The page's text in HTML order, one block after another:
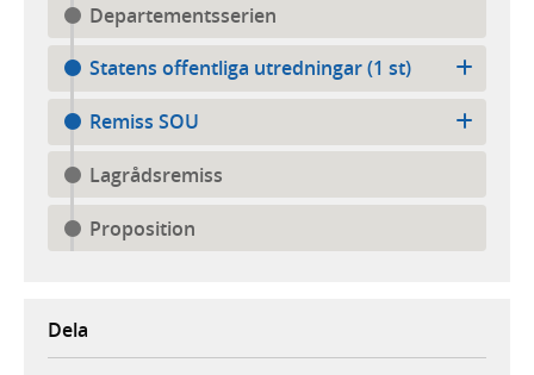
Departementsserien
Statens offentliga utredningar (1 st)
Remiss SOU
Lagrådsremiss
Proposition
Dela